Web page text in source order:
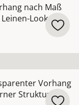
nach Maß
Look
Vorhang
Struktur